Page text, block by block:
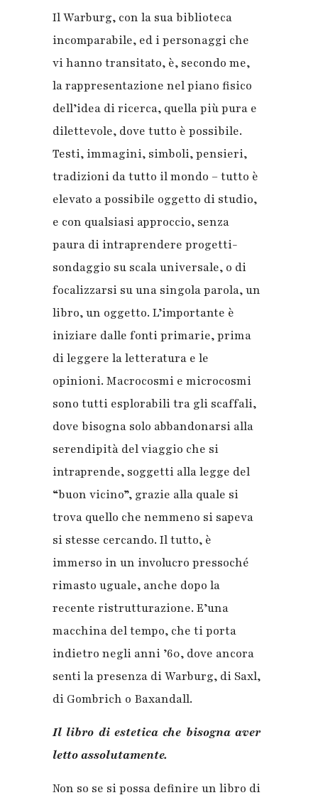
Il Warburg, con la sua biblioteca
incomparabile, ed i personaggi che
vi hanno transitato, è, secondo me,
la rappresentazione nel piano fisico
dell’idea di ricerca, quella più pura e
dilettevole, dove tutto è possibile.
Testi, immagini, simboli, pensieri,
tradizioni da tutto il mondo – tutto è
elevato a possibile oggetto di studio,
e con qualsiasi approccio, senza
paura di intraprendere progetti-
sondaggio su scala universale, o di
focalizzarsi su una singola parola, un
libro, un oggetto. L’importante è
iniziare dalle fonti primarie, prima
di leggere la letteratura e le
opinioni. Macrocosmi e microcosmi
sono tutti esplorabili tra gli scaffali,
dove bisogna solo abbandonarsi alla
serendipità del viaggio che si
intraprende, soggetti alla legge del
“buon vicino”, grazie alla quale si
trova quello che nemmeno si sapeva
si stesse cercando. Il tutto, è
immerso in un involucro pressoché
rimasto uguale, anche dopo la
recente ristrutturazione. E’una
macchina del tempo, che ti porta
indietro negli anni ’60, dove ancora
senti la presenza di Warburg, di Saxl,
di Gombrich o Baxandall.
Il libro di estetica che bisogna aver
letto assolutamente.
Non so se si possa definire un libro di